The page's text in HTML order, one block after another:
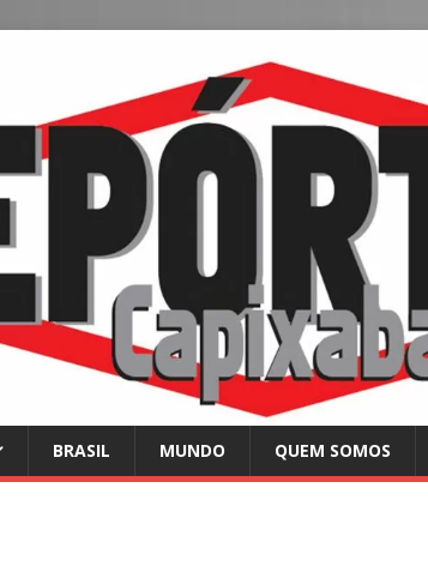
BRASIL MUNDO QUEM SOMOS